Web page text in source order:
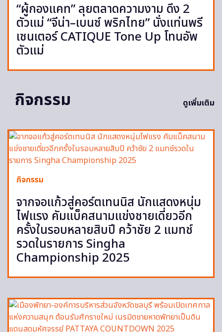
“ผู้กองแคท” ลุยตลาดความงาม ดึง 2
ตัวแม่ “จีน่า–เบนซ์ พริกไทย” นั่งแท่นพรี
เซนเตอร์ CATIQUE Tone Up โทนอัพ
ตัวแม่
กิจกรรม ดูเพิ่มเติม
กิจกรรม
จากจอแก้วสู่คอร์ตเทนนิส นักแสดงหนุ่ม
ไฟแรง คัมแบ็คสนามแข่งชายเดี่ยวอีก
ครั้งในรอบหลายสิบปี คว้าชัย 2 แมทช์
รวดในรายการ Singha
Championship 2025